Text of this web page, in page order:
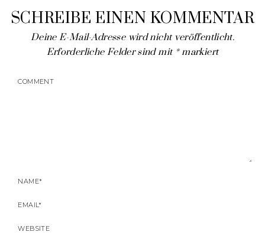
SCHREIBE EINEN KOMMENTAR
Deine E-Mail-Adresse wird nicht veröffentlicht.
Erforderliche Felder sind mit *markiert